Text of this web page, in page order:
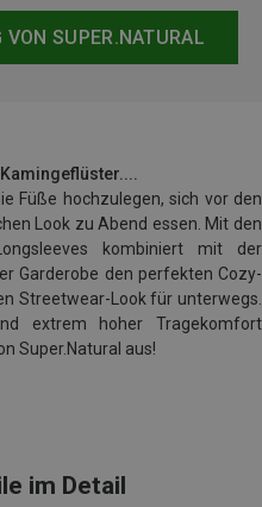
SUPER.NATURAL
Füße hochzulegen, sich vor den
Look zu Abend essen. Mit den
kombiniert mit der
Garderobe den perfekten Cozy-
Streetwear-Look für unterwegs.
extrem hoher Tragekomfort
Super.Natural aus!
im Detail